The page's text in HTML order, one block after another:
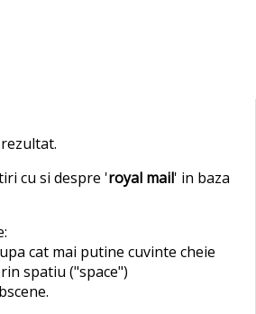
cu si despre 'royal mail' in baza
cat mai putine cuvinte cheie
spatiu ("space")